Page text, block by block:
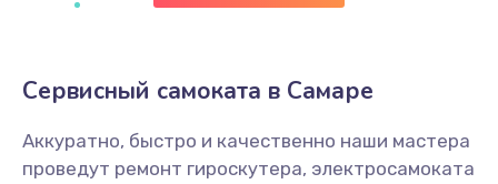
Сервисный самоката в Самаре
Аккуратно, быстро и качественно наши мастера
проведут ремонт гироскутера, электросамоката